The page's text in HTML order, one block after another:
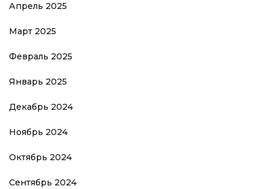
Апрель 2025
Март 2025
Февраль 2025
Январь 2025
Декабрь 2024
Ноябрь 2024
Октябрь 2024
Сентябрь 2024